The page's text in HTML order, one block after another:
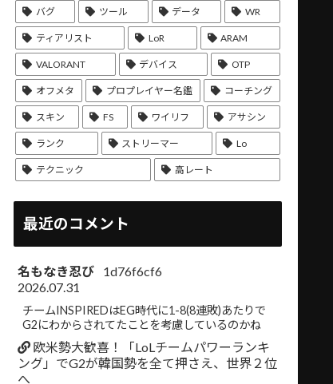
バグ ツール データ WR
ティアリスト LoR ARAM
VALORANT デバイス OTP
オフメタ プロプレイヤー名鑑 コーチング
スキン FS ワイリフ アサシン
ランク ストリーマー Lo
テクニック 高レート
最近のコメント
名もなき忍び
1d76f6cf6
2026.07.31
チームINSPIREDはEG時代に1-8(8連敗)あたりで
G2にわからされてたことを考慮しているのかね
欧米勢大歓喜！「LoLチームパワーランキ
ング」でG2が韓国勢を全て押さえ、世界２位
へ